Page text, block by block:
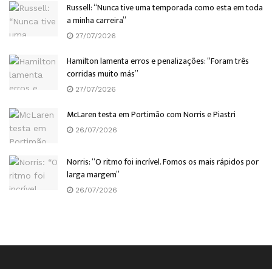
Russell: “Nunca tive uma temporada como esta em toda
a minha carreira”
27/07/2026
Hamilton lamenta erros e penalizações: “Foram três
corridas muito más”
27/07/2026
McLaren testa em Portimão com Norris e Piastri
26/07/2026
Norris: “O ritmo foi incrível. Fomos os mais rápidos por
larga margem”
26/07/2026